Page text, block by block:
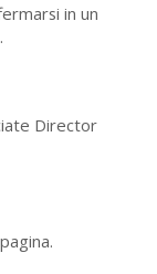
in un
Director